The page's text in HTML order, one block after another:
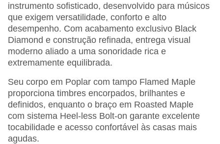
instrumento sofisticado, desenvolvido para músicos
que exigem versatilidade, conforto e alto
desempenho. Com acabamento exclusivo Black
Diamond e construção refinada, entrega visual
moderno aliado a uma sonoridade rica e
extremamente equilibrada.
Seu corpo em Poplar com tampo Flamed Maple
proporciona timbres encorpados, brilhantes e
definidos, enquanto o braço em Roasted Maple
com sistema Heel-less Bolt-on garante excelente
tocabilidade e acesso confortável às casas mais
agudas.